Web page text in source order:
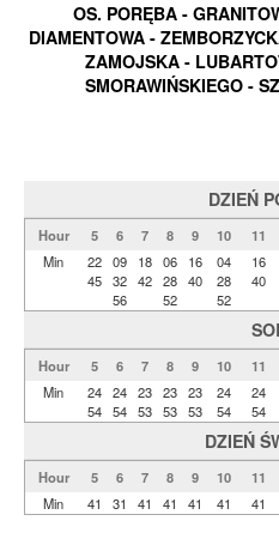
OS. PORĘBA -
DIAMENTOWA -
ZAMOJSKA -
SMORAWIŃSKIEGO -
DZIEŃ
Hour 5 6 7 8 9 10
11
Min
22
45
09
32
56
18
42
06
28
52
16
40
04
28
52
16
40
Hour 5 6 7 8 9 10
11
Min
24
54
24
54
23
53
23
53
23
53
24
54
24
54
DZIEŃ
Hour 5 6 7 8 9 10
11
Min
41 31 41 41 41 41 41